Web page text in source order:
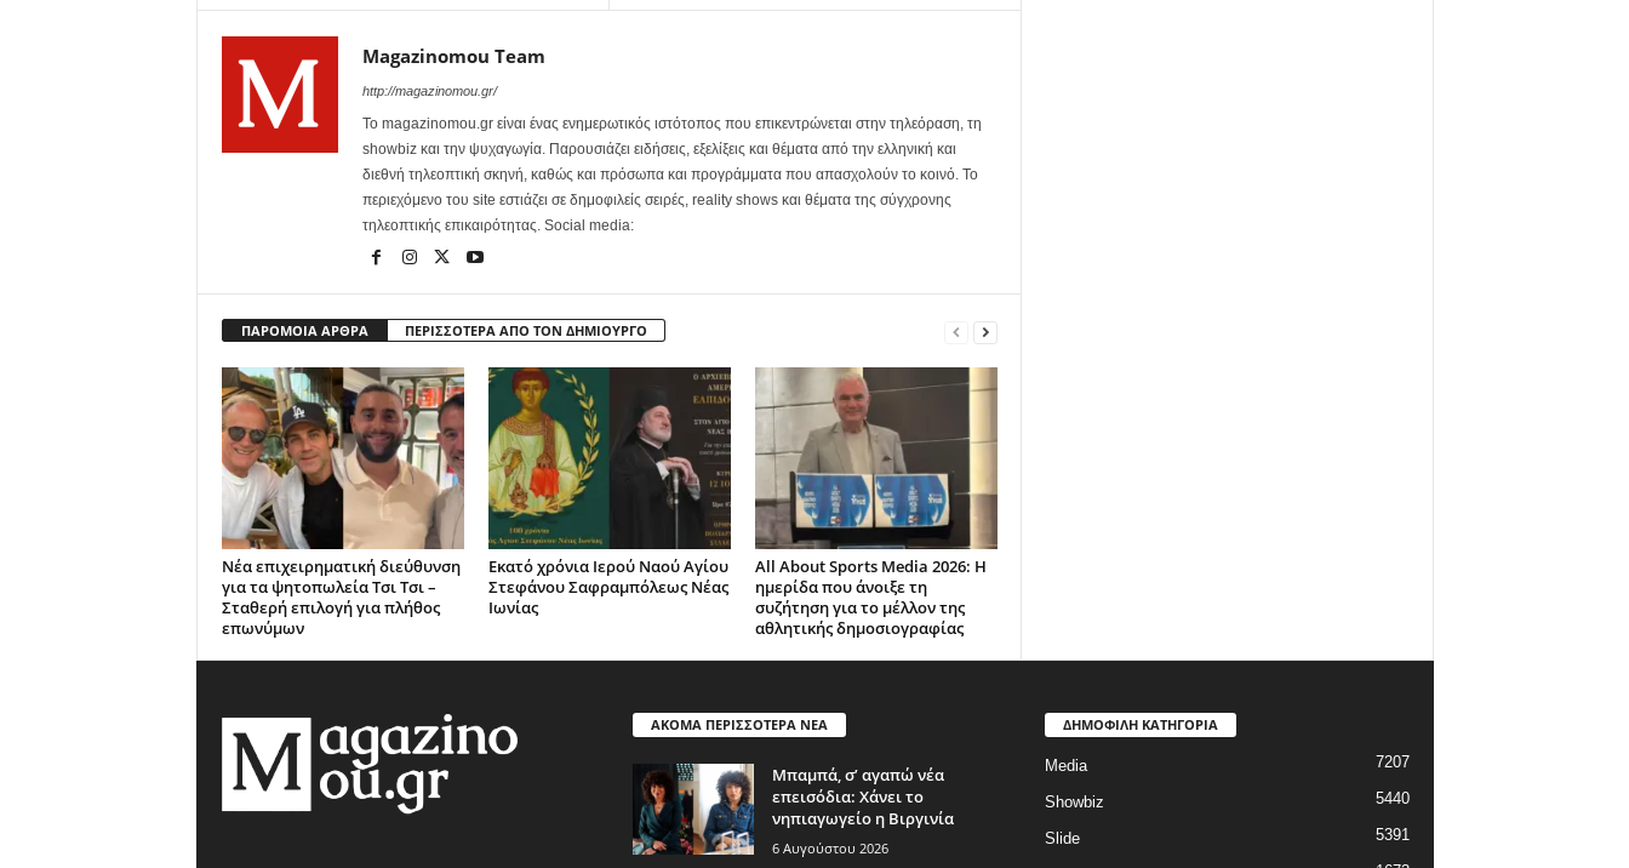
Magazinomou Team
http://magazinomou.gr/
Το magazinomou.gr είναι ένας ενημερωτικός ιστότοπος που επικεντρώνεται στην τηλεόραση, τη
showbiz και την ψυχαγωγία. Παρουσιάζει ειδήσεις, εξελίξεις και θέματα από την ελληνική και
διεθνή τηλεοπτική σκηνή, καθώς και πρόσωπα και προγράμματα που απασχολούν το κοινό. Το
περιεχόμενο του site εστιάζει σε δημοφιλείς σειρές, reality shows και θέματα της σύγχρονης
τηλεοπτικής επικαιρότητας. Social media:
ΠΑΡΟΜΟΙΑ ΑΡΘΡΑ ΠΕΡΙΣΣΟΤΕΡΑ ΑΠΟ ΤΟΝ ΔΗΜΙΟΥΡΓΟ
Νέα επιχειρηματική διεύθυνση
για τα ψητοπωλεία Τσι Τσι –
Σταθερή επιλογή για πλήθος
επωνύμων
Εκατό χρόνια Ιερού Ναού Αγίου
Στεφάνου Σαφραμπόλεως Νέας
Ιωνίας
All About Sports Media 2026: Η
ημερίδα που άνοιξε τη
συζήτηση για το μέλλον της
αθλητικής δημοσιογραφίας
ΑΚΟΜΑ ΠΕΡΙΣΣΟΤΕΡΑ ΝΕΑ
Μπαμπά, σ’ αγαπώ νέα
επεισόδια: Χάνει το
νηπιαγωγείο η Βιργινία
6 Αυγούστου 2026
ΔΗΜΟΦΙΛΗ ΚΑΤΗΓΟΡΙΑ
Media 7207
Showbiz 5440
Slide 5391